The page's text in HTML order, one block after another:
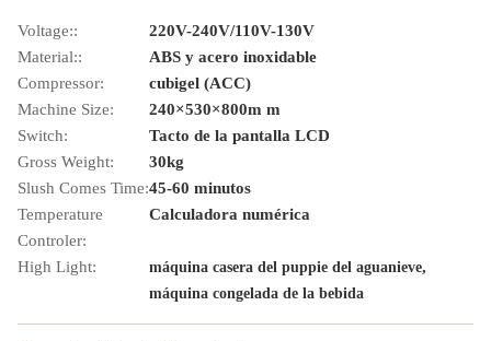
Voltage::
220V-240V/110V-130V
Material::
ABS y acero inoxidable
Compressor:
cubigel (ACC)
Machine Size:
240×530×800m m
Switch:
Tacto de la pantalla LCD
Gross Weight:
30kg
Slush Comes Time:45-60 minutos
Temperature
Controler:
Calculadora numérica
High Light: máquina casera del puppie del aguanieve,
máquina congelada de la bebida